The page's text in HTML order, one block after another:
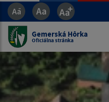
Gemerská Hôrka
Oficiálna stránka